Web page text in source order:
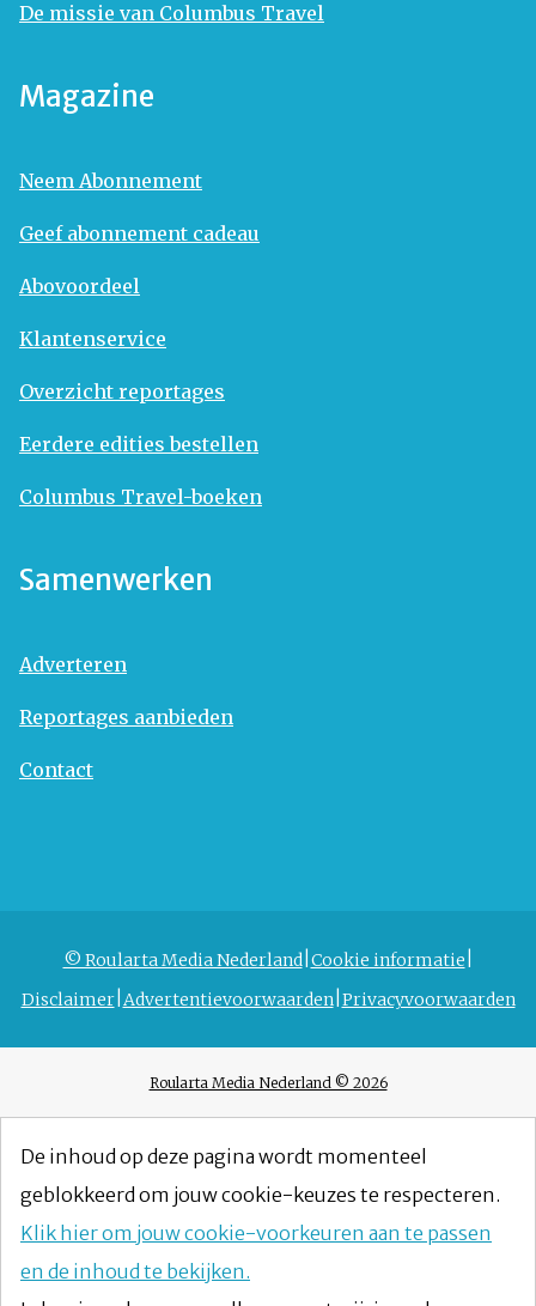
De missie van Columbus Travel
Magazine
Neem Abonnement
Geef abonnement cadeau
Abovoordeel
Klantenservice
Overzicht reportages
Eerdere edities bestellen
Columbus Travel-boeken
Samenwerken
Adverteren
Reportages aanbieden
Contact
© Roularta Media Nederland Cookie informatie
Disclaimer Advertentievoorwaarden Privacyvoorwaarden
Roularta Media Nederland © 2026
De inhoud op deze pagina wordt momenteel
geblokkeerd om jouw cookie-keuzes te respecteren.
Klik hier om jouw cookie-voorkeuren aan te passen
en de inhoud te bekijken.